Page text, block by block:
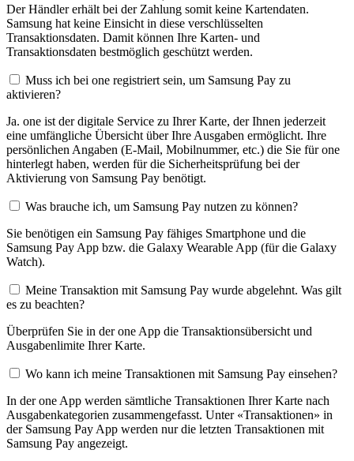
Der Händler erhält bei der Zahlung somit keine Kartendaten.
Samsung hat keine Einsicht in diese verschlüsselten
Transaktionsdaten. Damit können Ihre Karten- und
Transaktionsdaten bestmöglich geschützt werden.
Muss ich bei one registriert sein, um Samsung Pay zu
aktivieren?
Ja. one ist der digitale Service zu Ihrer Karte, der Ihnen jederzeit
eine umfängliche Übersicht über Ihre Ausgaben ermöglicht. Ihre
persönlichen Angaben (E-Mail, Mobilnummer, etc.) die Sie für one
hinterlegt haben, werden für die Sicherheitsprüfung bei der
Aktivierung von Samsung Pay benötigt.
Was brauche ich, um Samsung Pay nutzen zu können?
Sie benötigen ein Samsung Pay fähiges Smartphone und die
Samsung Pay App bzw. die Galaxy Wearable App (für die Galaxy
Watch).
Meine Transaktion mit Samsung Pay wurde abgelehnt. Was gilt
es zu beachten?
Überprüfen Sie in der one App die Transaktionsübersicht und
Ausgabenlimite Ihrer Karte.
Wo kann ich meine Transaktionen mit Samsung Pay einsehen?
In der one App werden sämtliche Transaktionen Ihrer Karte nach
Ausgabenkategorien zusammengefasst. Unter «Transaktionen» in
der Samsung Pay App werden nur die letzten Transaktionen mit
Samsung Pay angezeigt.